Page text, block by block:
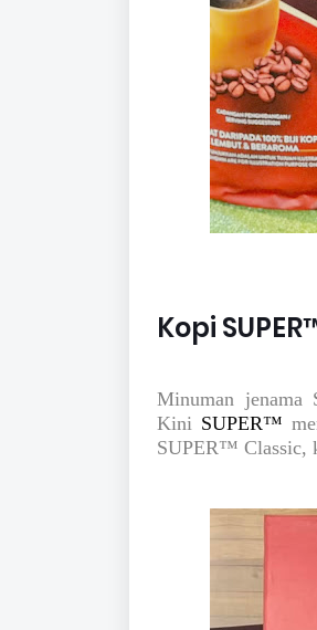
Kopi
Minuman
Kini SUPER™
SUPER™ Classic,